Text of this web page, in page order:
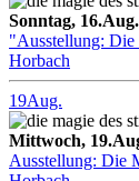
Sonntag,
"Ausstellung: Die
Horbach
19Aug.
Mittwoch,
Ausstellung: Die